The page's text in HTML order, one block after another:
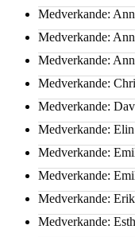
Medverkande:
Medverkande:
Medverkande:
Medverkande:
Medverkande:
Medverkande:
Medverkande:
Medverkande:
Medverkande:
Medverkande: